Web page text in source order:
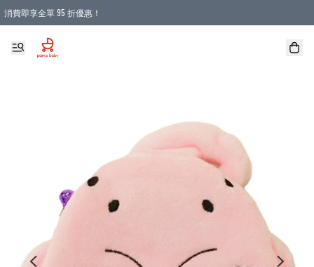
消費即享全單 95 折優惠！
購物滿 HKD 900.00即享免運費優惠！（適用於 本地送貨、本地取貨 )